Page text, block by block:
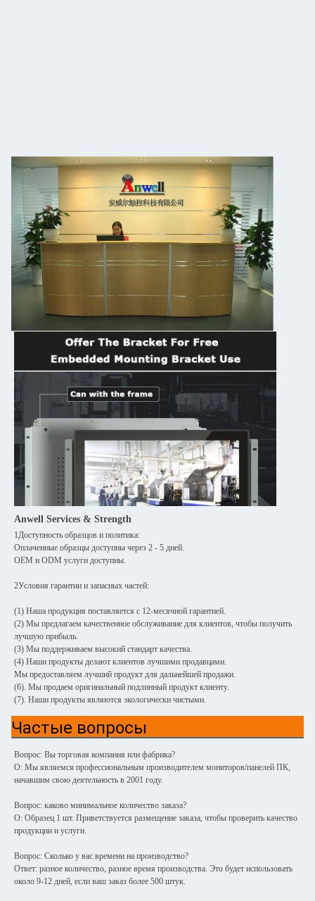
Anwell Services & Strength
1Доступность образцов и политика:
Оплаченные образцы доступны через 2 - 5 дней.
OEM и ODM услуги доступны.
2Условия гарантии и запасных частей:
(1) Наша продукция поставляется с 12-месячной гарантией.
(2) Мы предлагаем качественное обслуживание для клиентов, чтобы получить
лучшую прибыль.
(3) Мы поддерживаем высокий стандарт качества.
(4) Наши продукты делают клиентов лучшими продавцами.
Мы предоставляем лучший продукт для дальнейшей продажи.
(6). Мы продаем оригинальный подлинный продукт клиенту.
(7). Наши продукты являются экологически чистыми.
Частые вопросы
Вопрос: Вы торговая компания или фабрика?
О: Мы являемся профессиональным производителем мониторов/панелей ПК,
начавшим свою деятельность в 2001 году.
Вопрос: каково минимальное количество заказа?
О: Образец 1 шт. Приветствуется размещение заказа, чтобы проверить качество
продукции и услуги.
Вопрос: Сколько у вас времени на производство?
Ответ: разное количество, разное время производства. Это будет использовать
около 9-12 дней, если ваш заказ более 500 штук.